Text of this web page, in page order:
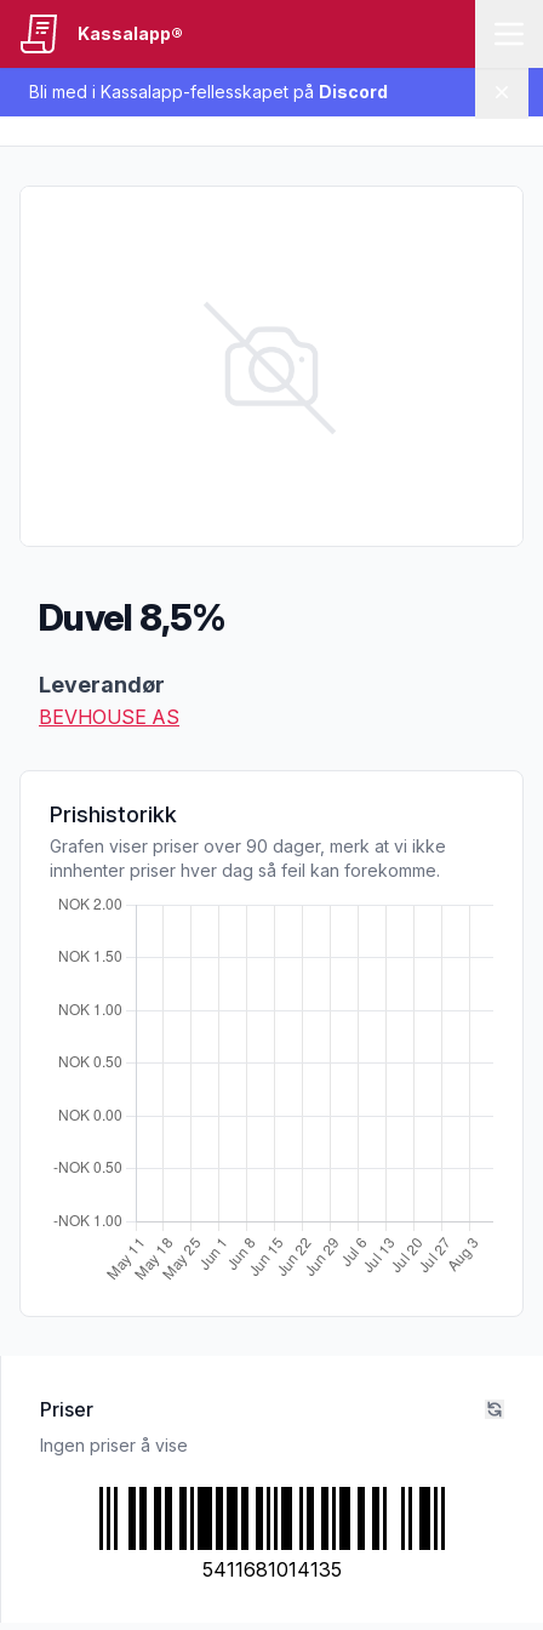
Bli med i Kassalapp-fellesskapet på Discord
Kassalapp®
Duvel 8,5%
Leverandør
BEVHOUSE AS
Prishistorikk
Grafen viser priser over 90 dager, merk at vi ikke
innhenter priser hver dag så feil kan forekomme.
Priser
Ingen priser å vise
5411681014135